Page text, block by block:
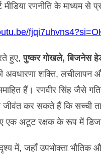
रणनीति के माध्यम से
हुए,पुष्कर गोखले, बिजनेस
शक्ति, लचीलापन
हैं। रणवीर सिंह जैसे
कर सकते हैं कि सच्ची
एक अटूट रक्षक के रूप में
में, जहाँ उपभोक्ता भौतिक